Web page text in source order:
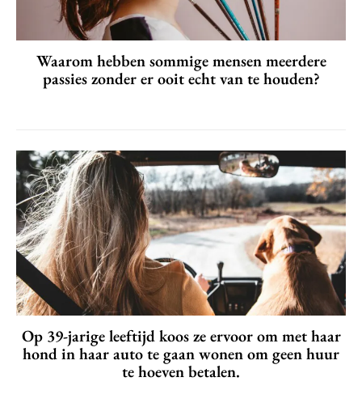
Waarom hebben sommige mensen meerdere
passies zonder er ooit echt van te houden?
Op 39-jarige leeftijd koos ze ervoor om met haar
hond in haar auto te gaan wonen om geen huur
te hoeven betalen.